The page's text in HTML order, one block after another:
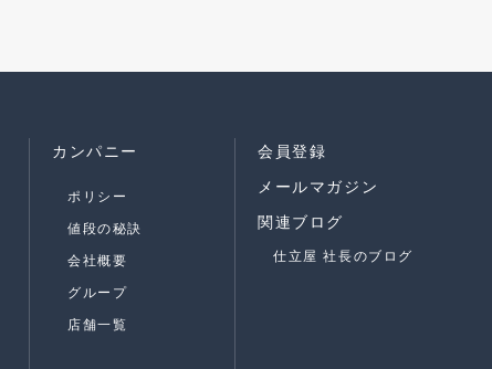
カンパニー
ポリシー
値段の秘訣
会社概要
グループ
店舗一覧
会員登録
メールマガジン
関連ブログ
仕立屋 社長のブログ